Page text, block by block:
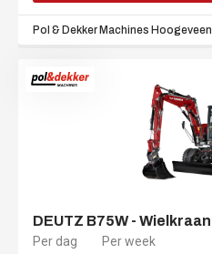
Pol & Dekker Machines Hoogeveen
DEUTZ B75W - Wielkraan
Per dag Per week